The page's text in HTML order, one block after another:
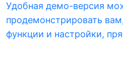
Удобная демо-версия
продемонстрировать
функции и настройки,